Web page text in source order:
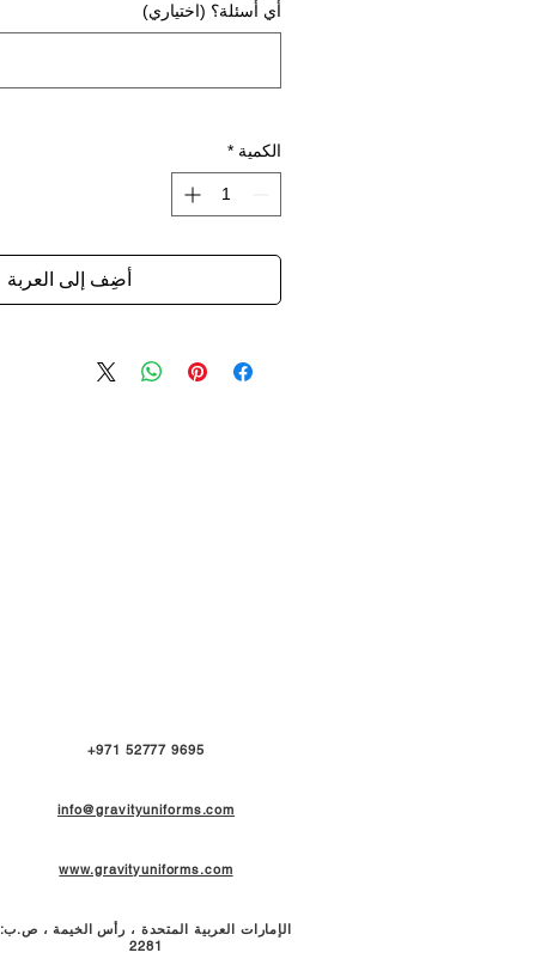
أي أسئلة؟ (اختياري)
الكمية *
أضِف إلى العربة
+971 52777 9695
info@gravityuniforms.com
www.gravityuniforms.com
الإمارات العربية المتحدة ، رأس الخيمة ، ص.ب:
2281